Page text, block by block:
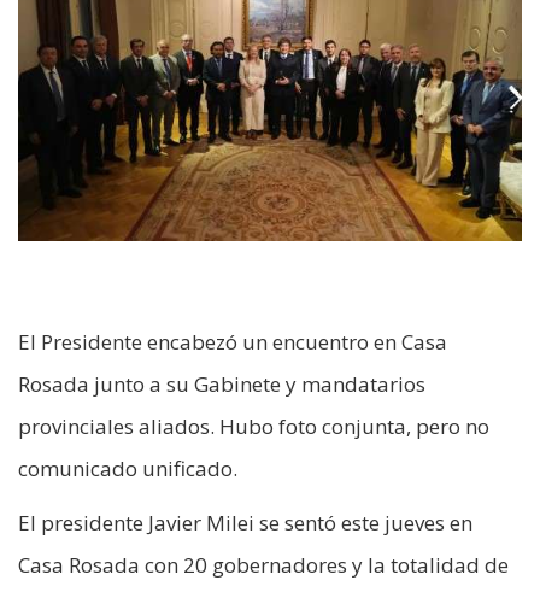
El Presidente encabezó un encuentro en Casa
Rosada junto a su Gabinete y mandatarios
provinciales aliados. Hubo foto conjunta, pero no
comunicado unificado.
El presidente Javier Milei se sentó este jueves en
Casa Rosada con 20 gobernadores y la totalidad de